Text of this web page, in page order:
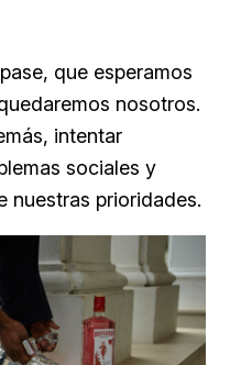
que esperamos
nosotros.
intentar
sociales y
nuestras prioridades.